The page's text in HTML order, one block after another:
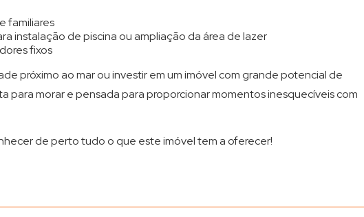
familiares
instalação de piscina ou ampliação da área de lazer
fixos
próximo ao mar ou investir em um imóvel com grande potencial de
para morar e pensada para proporcionar momentos inesquecíveis com
de perto tudo o que este imóvel tem a oferecer!